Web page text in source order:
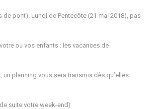
pont). Lundi de Pentecôte (21 mai 2018), pas
ou vos enfants : les vacances de
planning vous sera transmis dès qu’elles
de suite votre week-end)